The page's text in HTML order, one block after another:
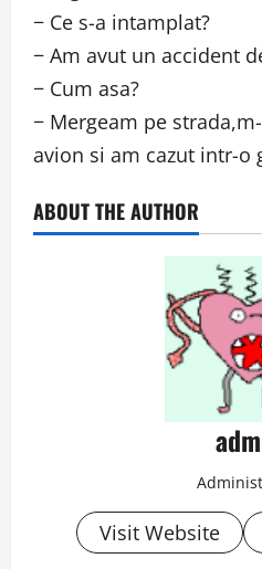
− Ce s-a intamplat?
− Am avut un accident
− Cum asa?
− Mergeam pe
avion si am cazut intr-o
ABOUT THE AUTHOR
Visit Website